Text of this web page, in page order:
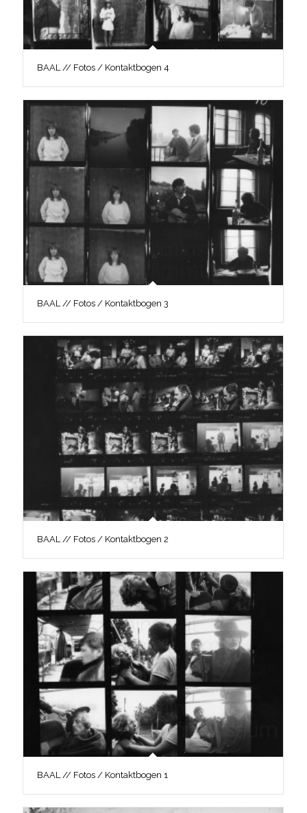
BAAL // Fotos / Kontaktbogen 4
BAAL // Fotos / Kontaktbogen 3
BAAL // Fotos / Kontaktbogen 2
BAAL // Fotos / Kontaktbogen 1